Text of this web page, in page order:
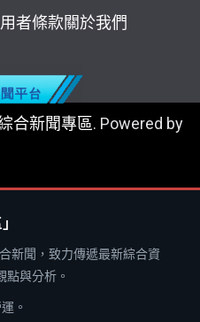
者條款關於我們
合新聞專區. Powered by
新聞，致力傳遞最新綜合資
與分析。
。